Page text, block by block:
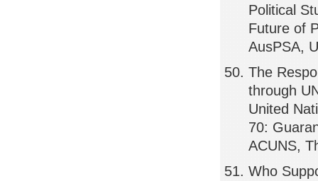
Political
Future of
AusPSA,
The
through
United
70:
ACUNS,
Who